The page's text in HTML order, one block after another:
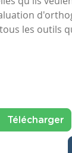
les outils
Télécharger